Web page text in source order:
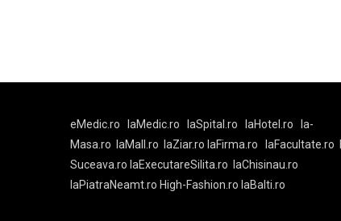
eMedic.ro laMedic.ro laSpital.ro laHotel.ro
la-
Masa.ro
laMall.ro laZiar.ro laFirma.ro laFacultate.ro
Suceava.ro laExecutareSilita.ro
laChisinau.ro
laPiatraNeamt.ro High-Fashion.ro laBalti.ro